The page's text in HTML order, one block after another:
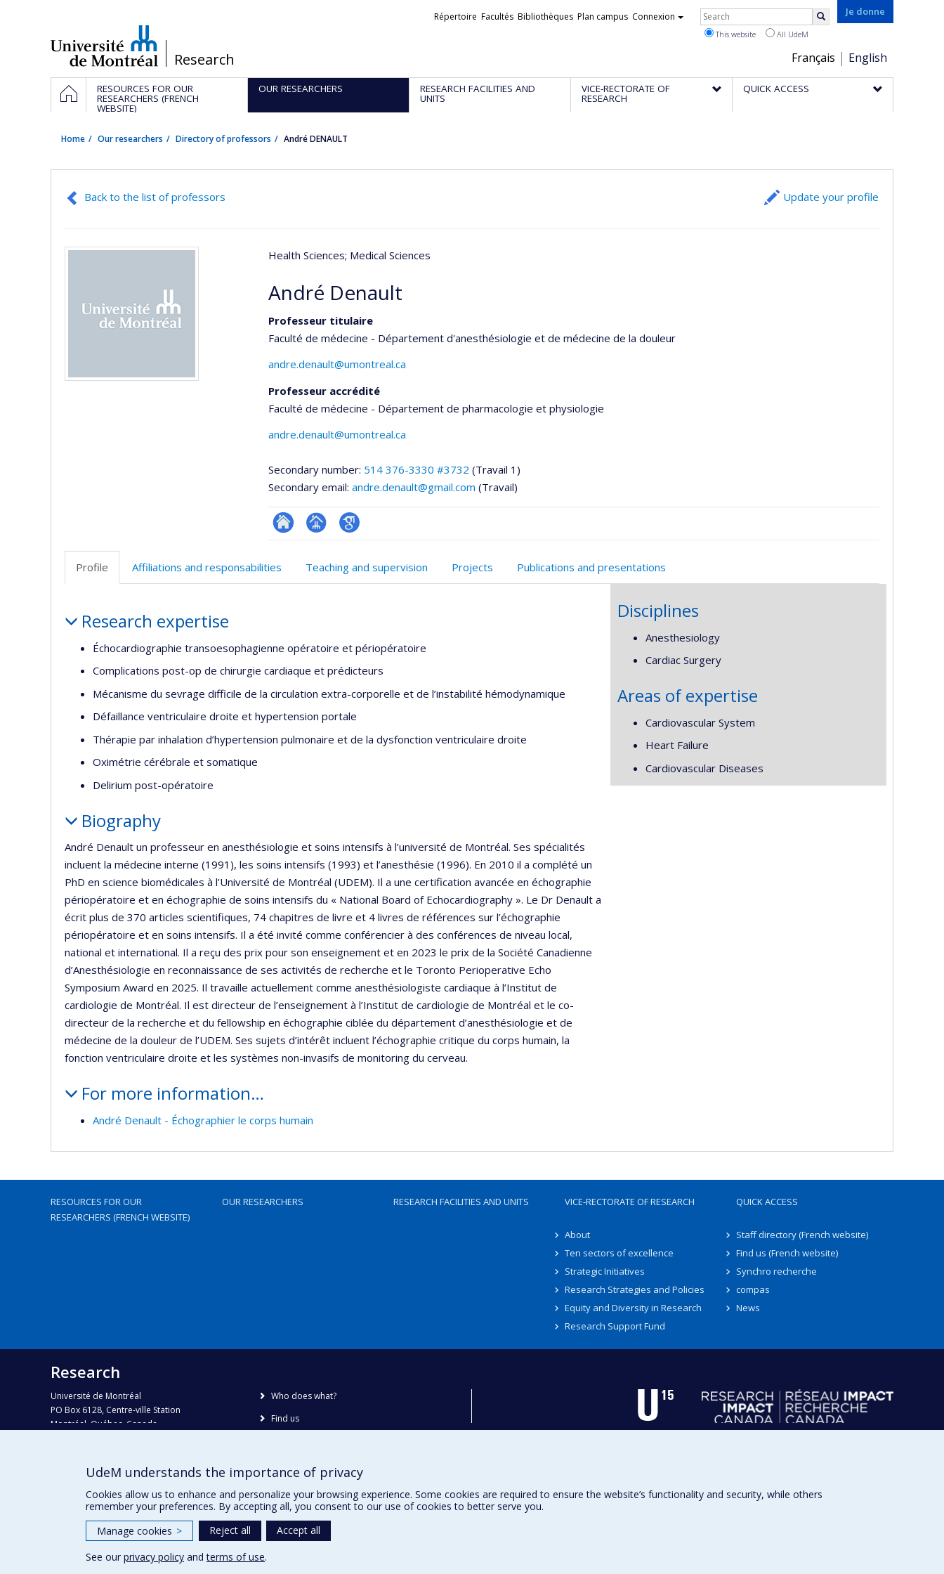
/Research
Je donne
Choix
de
la
Français English
Liens
Répertoire Facultés Bibliothèques Plan campus Connexion Rechercher
This website All UdeM
Navigation
principale
HOMERESOURCES FOR OUR
RESEARCHERS (FRENCH
WEBSITE)
OUR RESEARCHERS RESEARCH FACILITIES AND
UNITS
VICE-RECTORATE OF
RESEARCH
QUICK ACCESS
Home Our researchers Directory of professors André DENAULT
Back to the list of professors Update your profile
Health Sciences; Medical Sciences
André Denault
Professeur titulaire
Faculté de médecine - Département d'anesthésiologie et de médecine de la douleur
andre.denault@umontreal.ca
Professeur accrédité
Faculté de médecine - Département de pharmacologie et physiologie
andre.denault@umontreal.ca
Secondary number: 514 376-3330 #3732 (Travail 1)
Secondary email: andre.denault@gmail.com (Travail)
ResearchGate
Page
(faculté,département,école)
Google
Profile Affiliations and responsabilities Teaching and supervision Projects Publications and presentations
Research expertise
Échocardiographie transoesophagienne opératoire et périopératoire
Complications post-op de chirurgie cardiaque et prédicteurs
Mécanisme du sevrage difficile de la circulation extra-corporelle et de l’instabilité hémodynamique
Défaillance ventriculaire droite et hypertension portale
Thérapie par inhalation d’hypertension pulmonaire et de la dysfonction ventriculaire droite
Oximétrie cérébrale et somatique
Delirium post-opératoire
Biography
André Denault un professeur en anesthésiologie et soins intensifs à l’université de Montréal. Ses spécialités
incluent la médecine interne (1991), les soins intensifs (1993) et l’anesthésie (1996). En 2010 il a complété un
PhD en science biomédicales à l’Université de Montréal (UDEM). Il a une certification avancée en échographie
périopératoire et en échographie de soins intensifs du « National Board of Echocardiography ». Le Dr Denault a
écrit plus de 370 articles scientifiques, 74 chapitres de livre et 4 livres de références sur l’échographie
périopératoire et en soins intensifs. Il a été invité comme conférencier à des conférences de niveau local,
national et international. Il a reçu des prix pour son enseignement et en 2023 le prix de la Société Canadienne
d’Anesthésiologie en reconnaissance de ses activités de recherche et le Toronto Perioperative Echo
Symposium Award en 2025. Il travaille actuellement comme anesthésiologiste cardiaque à l’Institut de
cardiologie de Montréal. Il est directeur de l’enseignement à l’Institut de cardiologie de Montréal et le co-
directeur de la recherche et du fellowship en échographie ciblée du département d’anesthésiologie et de
médecine de la douleur de l’UDEM. Ses sujets d’intérêt incluent l’échographie critique du corps humain, la
fonction ventriculaire droite et les systèmes non-invasifs de monitoring du cerveau.
For more information…
André Denault - Échographier le corps humain
Disciplines
Anesthesiology
Cardiac Surgery
Areas of expertise
Cardiovascular System
Heart Failure
Cardiovascular Diseases
RESOURCES FOR OUR
RESEARCHERS (FRENCH WEBSITE)
OUR RESEARCHERS RESEARCH FACILITIES AND UNITS VICE-RECTORATE OF RESEARCH
About
Ten sectors of excellence
Strategic Initiatives
Research Strategies and Policies
Equity and Diversity in Research
Research Support Fund
QUICK ACCESS
Staff directory (French website)
Find us (French website)
Synchro recherche
compas
News
Research
Université de Montréal
PO Box 6128, Centre-ville Station
Montréal, Québec, Canada
Phone : 514 343-6111, #38492
recherche@umontreal.ca
Who does what?
Find us
Terms of use Cookie Settings
UdeM understands the importance of privacy
Cookies allow us to enhance and personalize your browsing experience. Some cookies are required to ensure the website’s functionality and security, while others
remember your preferences. By accepting all, you consent to our use of cookies to better serve you.
Manage cookies > Reject all
Accept all
See our privacy policy andterms of use.